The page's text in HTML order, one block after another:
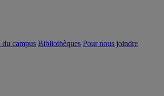
du campus Bibliothèques Pour nous joindre